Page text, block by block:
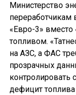
Министерство
переработчикам
«Евро-3» вместо
топливом.
на АЗС, а ФАС
прозрачных
контролировать
дефицит